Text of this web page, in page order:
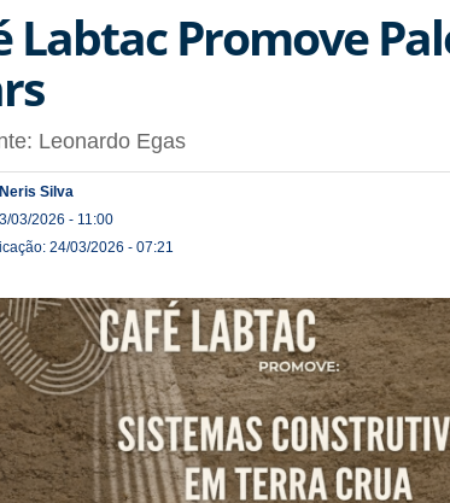
Labtac Promove
Leonardo Egas
Silva
03/2026 - 11:00
24/03/2026 - 07:21